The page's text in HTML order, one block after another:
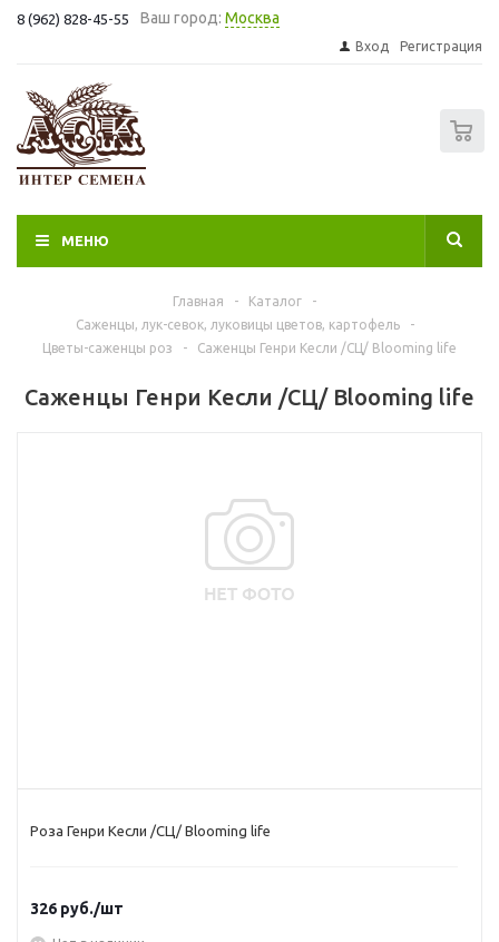
8 (962) 828-45-55 Ваш город: Москва
Вход Регистрация
МЕНЮ
Главная - Каталог
-
Саженцы, лук-севок, луковицы цветов, картофель
-
Цветы-саженцы роз
- Саженцы Генри Кесли /СЦ/ Blooming life
Саженцы Генри Кесли /СЦ/ Blooming life
Роза Генри Кесли /СЦ/ Blooming life
326 руб./шт